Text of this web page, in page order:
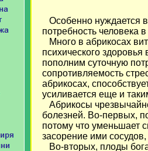
Особенно нуждается
потребность человека
Много в абрикосах
психического
пополним суточную
сопротивляемость
абрикосах,
усиливается еще и
Абрикосы
болезней. Во-первых,
потому что уменьшает
засорение ими
Во-вторых, плоды